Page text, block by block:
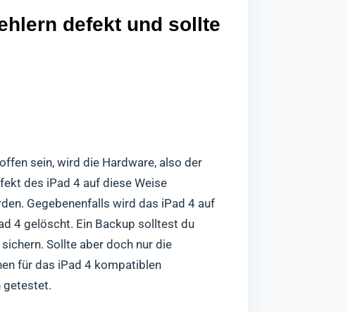
defekt und sollte
sein, wird die Hardware, also der
des iPad 4 auf diese Weise
Gegebenenfalls wird das iPad 4 auf
4 gelöscht. Ein Backup solltest du
Sollte aber doch nur die
für das iPad 4 kompatiblen
getestet.